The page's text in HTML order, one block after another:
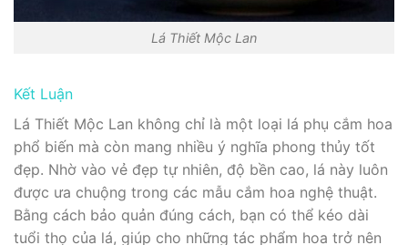
Lá Thiết Mộc Lan
Kết Luận
Lá Thiết Mộc Lan không chỉ là một loại lá phụ cắm hoa
phổ biến mà còn mang nhiều ý nghĩa phong thủy tốt
đẹp. Nhờ vào vẻ đẹp tự nhiên, độ bền cao, lá này luôn
được ưa chuộng trong các mẫu cắm hoa nghệ thuật.
Bằng cách bảo quản đúng cách, bạn có thể kéo dài
tuổi thọ của lá, giúp cho những tác phẩm hoa trở nên